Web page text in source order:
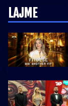
LAJME